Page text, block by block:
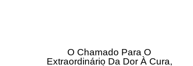
O Chamado Para O
Extraordinário Da Dor À Cura,